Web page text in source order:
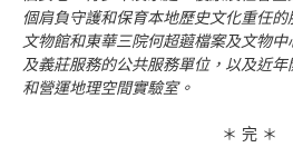
個肩負守護和保育本地歷史文化重任
文物館和東華三院何超蕸檔案及文物中
及義莊服務的公共服務單位，以及近年
和營運地理空間實驗室。
＊ 完 ＊